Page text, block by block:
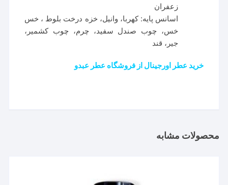
زعفران
اسانس پایه: کهربا، وانیل، خزه درخت بلوط ، خس
خس، چوب صندل سفید، چرم، چوب کشمیر،
جیر، قند
خرید عطر اورجینال از فروشگاه عطر عبدو
محصولات مشابه